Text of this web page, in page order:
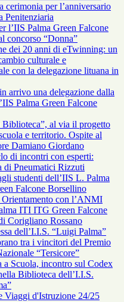
cerimonia per l’anniversario
Penitenziaria
l’IIS Palma Green Falcone
concorso “Donna”
dei 20 anni di eTwinning: un
culturale e
con la delegazione lituana in
arrivo una delegazione dalla
Palma Green Falcone
Biblioteca”, al via il progetto
e territorio. Ospite al
Damiano Giordano
di incontri con esperti:
di Pneumatici Rizzuti
studenti dell’IIS L. Palma
Falcone Borsellino
con l’ANMI
ITI ITG Green Falcone
Corigliano Rossano
dell’I.I.S. “Luigi Palma”
tra i vincitori del Premio
“Tersicore”
a Scuola, incontro sul Codex
Biblioteca dell’I.I.S.
Viaggi d'Istruzione 24/25